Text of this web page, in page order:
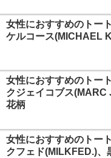
女性におすすめのトー
ケルコース(MICHAEL
女性におすすめのトー
クジェイコブス(MARC
花柄
女性におすすめのトー
クフェド(MILKFED.)、